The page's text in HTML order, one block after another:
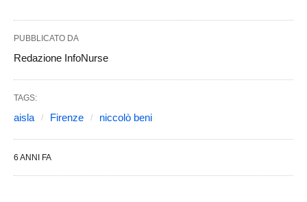
PUBBLICATO DA
Redazione InfoNurse
TAGS:
aisla Firenze niccolò beni
6 ANNI FA